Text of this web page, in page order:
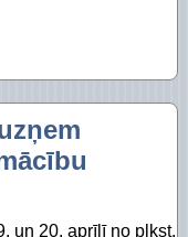
un 20. aprīlī no plkst.